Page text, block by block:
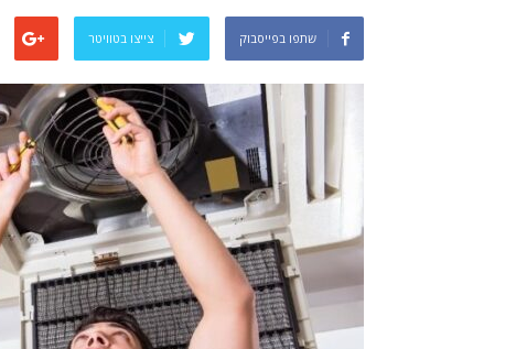
שתפו בפייסבוק צייצו בטוויטר